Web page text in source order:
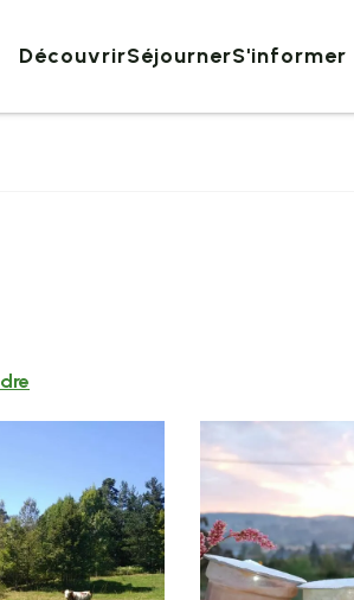
DécouvrirSéjournerS'informer